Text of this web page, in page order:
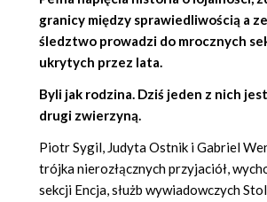
granicy między sprawiedliwością a
śledztwo prowadzi do mrocznych
ukrytych przez lata.
Byli jak rodzina. Dziś jeden z nich
drugi zwierzyną.
Piotr Sygil, Judyta Ostnik i Gabriel
trójka nierozłącznych przyjaciół,
sekcji Encja, służb wywiadowczych